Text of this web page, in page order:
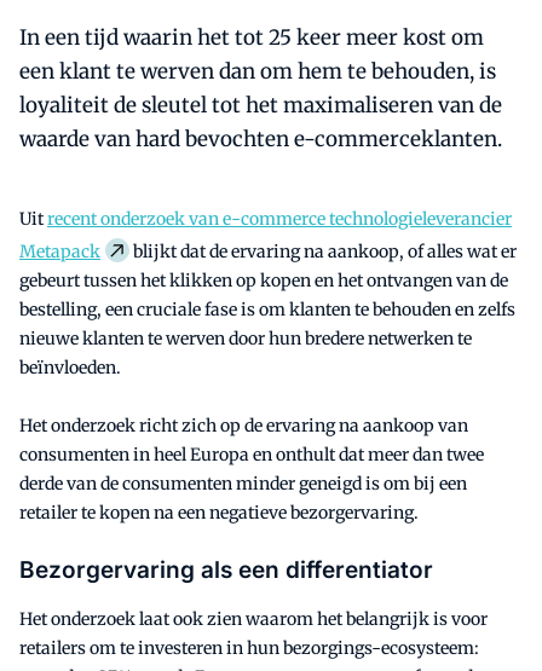
In een tijd waarin het tot 25 keer meer kost om
een klant te werven dan om hem te behouden, is
loyaliteit de sleutel tot het maximaliseren van de
waarde van hard bevochten e-commerceklanten.
Uitrecent onderzoek van e-commerce technologieleverancier
Metapack
blijkt dat de ervaring na aankoop, of alles wat er
gebeurt tussen het klikken op kopen en het ontvangen van de
bestelling, een cruciale fase is om klanten te behouden en zelfs
nieuwe klanten te werven door hun bredere netwerken te
beïnvloeden.
Het onderzoek richt zich op de ervaring na aankoop van
consumenten in heel Europa en onthult dat meer dan twee
derde van de consumenten minder geneigd is om bij een
retailer te kopen na een negatieve bezorgervaring.
Bezorgervaring als een differentiator
Het onderzoek laat ook zien waarom het belangrijk is voor
retailers om te investeren in hun bezorgings-ecosysteem: